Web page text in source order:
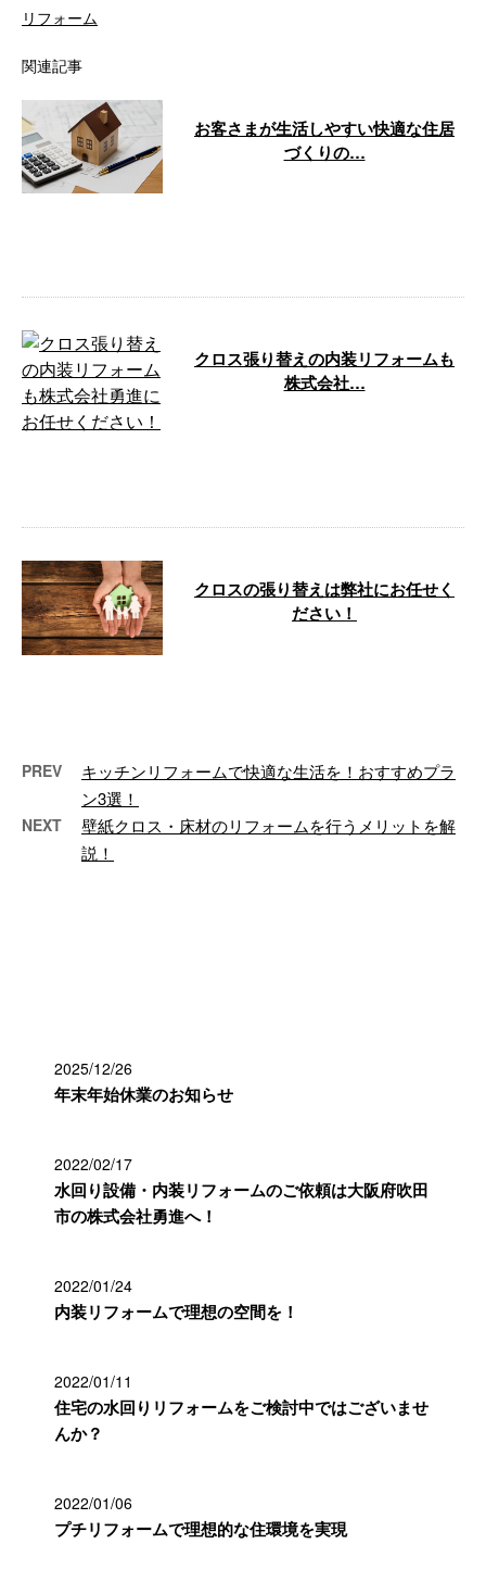
リフォーム
関連記事
お客さまが生活しやすい快適な住居
づくりの…
クロス張り替えの内装リフォームも
株式会社…
クロスの張り替えは弊社にお任せく
ださい！
PREV
キッチンリフォームで快適な生活を！おすすめプラ
ン3選！
NEXT
壁紙クロス・床材のリフォームを行うメリットを解
説！
2025/12/26
年末年始休業のお知らせ
2022/02/17
水回り設備・内装リフォームのご依頼は大阪府吹田
市の株式会社勇進へ！
2022/01/24
内装リフォームで理想の空間を！
2022/01/11
住宅の水回りリフォームをご検討中ではございませ
んか？
2022/01/06
プチリフォームで理想的な住環境を実現